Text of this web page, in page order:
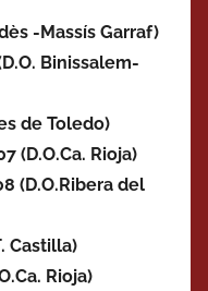
-Massís Garraf)
Binissalem-
de Toledo)
(D.O.Ca. Rioja)
(D.O.Ribera del
Castilla)
Rioja)